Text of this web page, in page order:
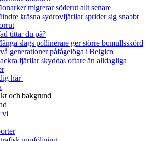
migrerar söderut allt senare
kräsna sydrovfjärilar sprider sig snabbt
tittar du på?
slags pollinerare ger större bomullsskörd
generationer påfågelöga i Belgien
fjärilar skyddas oftare än alldagliga
här!
och bakgrund
vi